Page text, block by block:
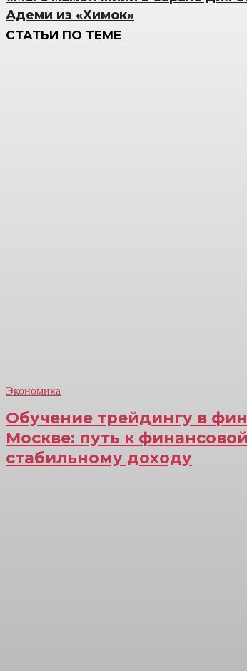
Адеми из «Химок»
СТАТЬИ ПО ТЕМЕ
Экономика
Обучение трейдингу в
Москве: путь к
стабильному доходу